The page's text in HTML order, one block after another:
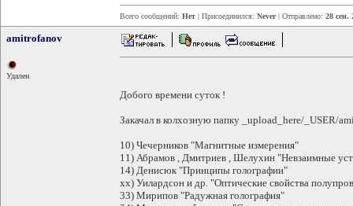
Всего сообщений: Нет | Присоединился: Never| Отправлено: 28 сен.
amitrofanov
Удален
Добого времени суток !
Закачал в колхозную папку _upload_here/_USER/
10) Чечерников "Магнитные измерения"
11) Абрамов , Дмитриев , Шелухин "Невзаимные
14) Денисюк "Принципы голографии"
xx) Уилардсон и др. "Оптические свойства
33) Мирипов "Радужная голография"